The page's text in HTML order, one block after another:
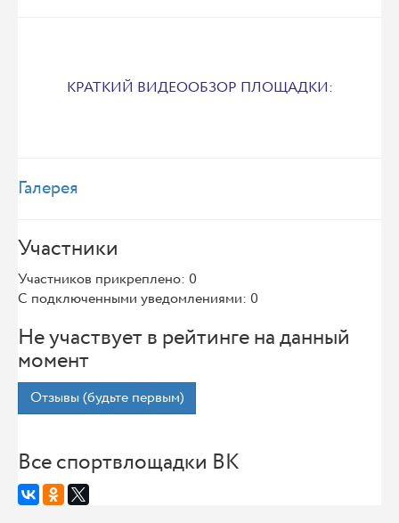
КРАТКИЙ ВИДЕООБЗОР ПЛОЩАДКИ:
Галерея
Участники
Участников прикреплено: 0
С подключенными уведомлениями: 0
Не участвует в рейтинге на данный
момент
Отзывы (будьте первым)
Все спортвлощадки ВК